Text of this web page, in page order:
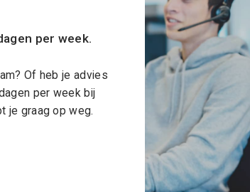
per week.
Of heb je advies
per week bij
je graag op weg.